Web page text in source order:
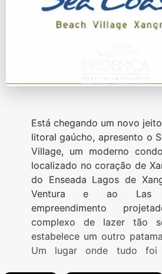
Está chegando um novo
litoral gaúcho, apresento o
Village, um moderno
localizado no coração de
do Enseada Lagos de
Ventura e ao Las
empreendimento
complexo de lazer tão
estabelece um outro
Um lugar onde tudo foi